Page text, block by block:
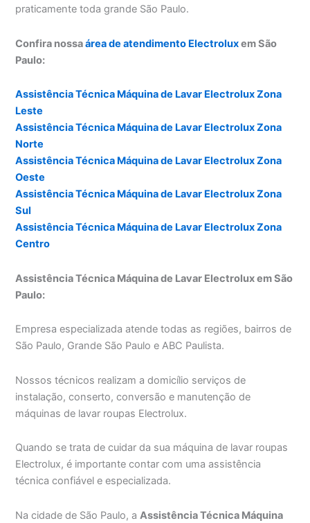
praticamente toda grande São Paulo.
Confira nossaárea de atendimento Electroluxem São
Paulo:
Assistência Técnica Máquina de Lavar Electrolux Zona
Leste
Assistência Técnica Máquina de Lavar Electrolux Zona
Norte
Assistência Técnica Máquina de Lavar Electrolux Zona
Oeste
Assistência Técnica Máquina de Lavar Electrolux Zona
Sul
Assistência Técnica Máquina de Lavar Electrolux Zona
Centro
Assistência Técnica Máquina de Lavar Electrolux em São
Paulo:
Empresa especializada atende todas as regiões, bairros de
São Paulo, Grande São Paulo e ABC Paulista.
Nossos técnicos realizam a domicílio serviços de
instalação, conserto, conversão e manutenção de
máquinas de lavar roupas Electrolux.
Quando se trata de cuidar da sua máquina de lavar roupas
Electrolux, é importante contar com uma assistência
técnica confiável e especializada.
Na cidade de São Paulo, aAssistência Técnica Máquina